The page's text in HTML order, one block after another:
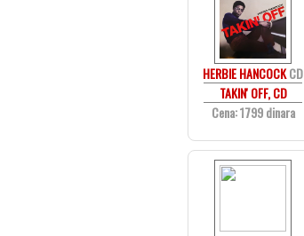
HERBIE HANCOCKCD
TAKIN' OFF, CD
Cena: 1799 dinara